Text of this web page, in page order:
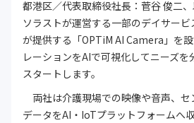
都港区／代表取締役社長：菅谷 俊二、
ソラストが運営する一部のデイサー
が提供する「OPTiM AI Camera」を
レーションをAIで可視化してニーズを
スタートします。
両社は介護現場での映像や音声、セ
データをAI・IoTプラットフォームへ